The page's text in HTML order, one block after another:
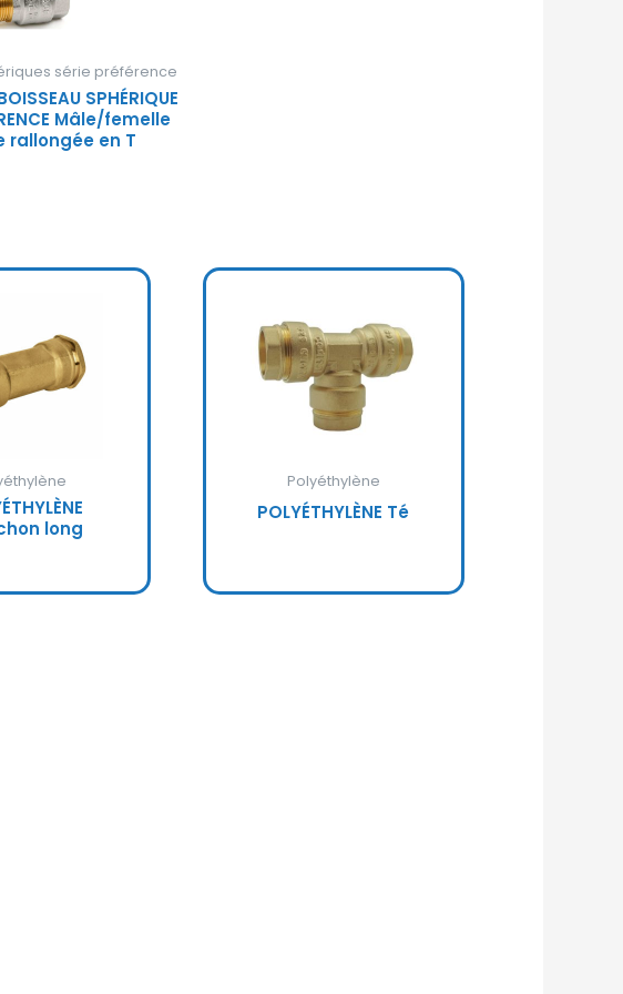
série préférence
SPHÉRIQUE
Mâle/femelle
rallongée en T
long
Polyéthylène
POLYÉTHYLÈNE Té